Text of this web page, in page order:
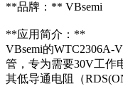
**品牌：** VBsemi
**应用简介：**
VBsemi的WTC2306A-
管，专为需要30V工作
其低导通电阻（